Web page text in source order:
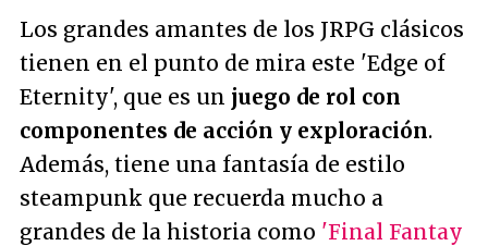
Los grandes amantes de los JRPG clásicos
tienen en el punto de mira este 'Edge of
Eternity', que es un juego de rol con
componentes de acción y exploración.
Además, tiene una fantasía de estilo
steampunk que recuerda mucho a
grandes de la historia como 'Final Fantay